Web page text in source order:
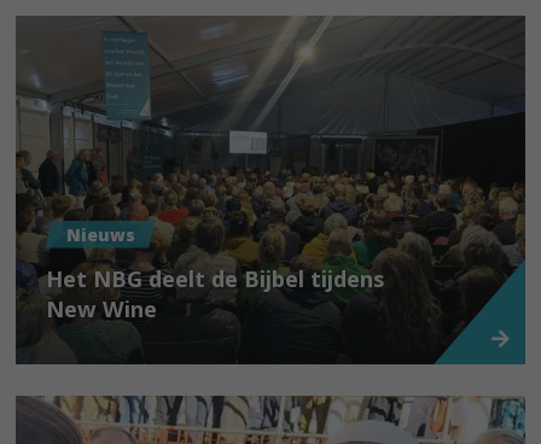
Nieuws
Het NBG deelt de Bijbel tijdens
New Wine